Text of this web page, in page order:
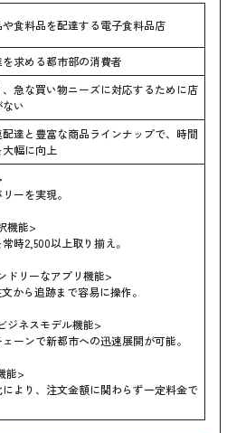
食料品を配達する電子食料品店
求める都市部の消費者
急な買い物ニーズに対応するために店
い
達と豊富な商品ラインナップで、時間
幅に向上
ーを実現。
機能>
時2,500以上取り揃え。
ドリーなアプリ機能>
から追跡まで容易に操作。
ジネスモデル機能>
ーンで新都市への迅速展開が可能。
能>
より、注文金額に関わらず一定料金で